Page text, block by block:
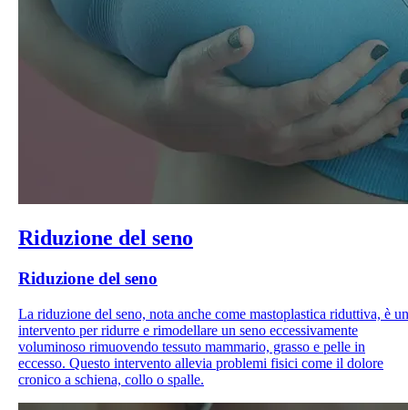
Riduzione del seno
Riduzione del seno
La riduzione del seno, nota anche come mastoplastica riduttiva, è un
intervento per ridurre e rimodellare un seno eccessivamente
voluminoso rimuovendo tessuto mammario, grasso e pelle in
eccesso. Questo intervento allevia problemi fisici come il dolore
cronico a schiena, collo o spalle.